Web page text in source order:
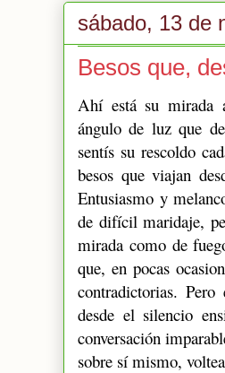
sábado, 13 de
Besos que,
Ahí está su mirada
ángulo de luz que
sentís su rescoldo
besos que viajan
Entusiasmo y
de difícil maridaje,
mirada como de
que, en pocas
contradictorias.
desde el silencio
conversación
sobre sí mismo,